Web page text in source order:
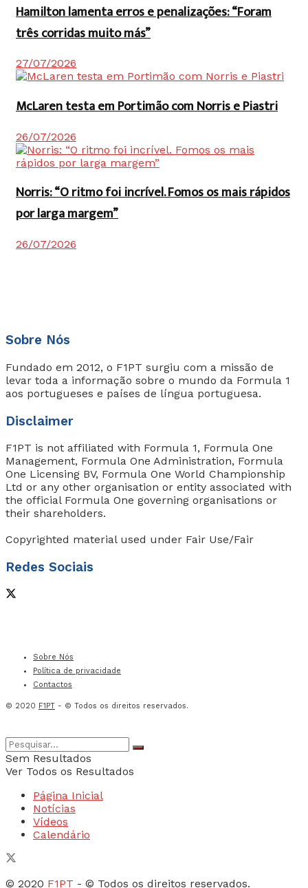
Hamilton lamenta erros e penalizações: “Foram
três corridas muito más”
27/07/2026
McLaren testa em Portimão com Norris e Piastri
26/07/2026
Norris: “O ritmo foi incrível. Fomos os mais rápidos
por larga margem”
26/07/2026
Sobre Nós
Fundado em 2012, o F1PT surgiu com a missão de
levar toda a informação sobre o mundo da Formula 1
aos portugueses e países de língua portuguesa.
Disclaimer
F1PT is not affiliated with Formula 1, Formula One
Management, Formula One Administration, Formula
One Licensing BV, Formula One World Championship
Ltd or any other organisation or entity associated with
the official Formula One governing organisations or
their shareholders.
Copyrighted material used under Fair Use/Fair
Redes Sociais
Sobre Nós
Política de privacidade
Contactos
© 2020 F1PT - © Todos os direitos reservados.
Sem Resultados
Ver Todos os Resultados
Página Inicial
Notícias
Vídeos
Calendário
© 2020 F1PT - © Todos os direitos reservados.